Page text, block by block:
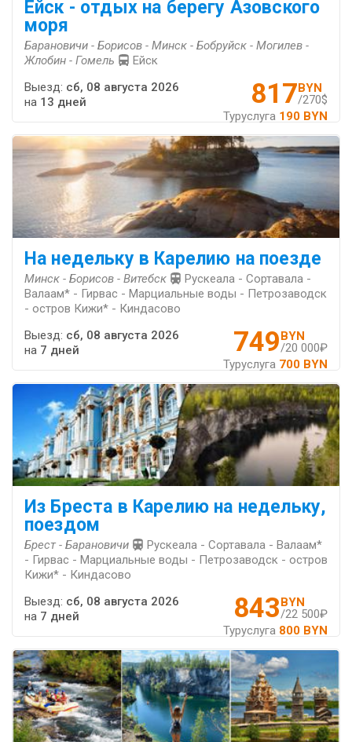
Ейск - отдых на берегу Азовского
моря
Барановичи - Борисов - Минск - Бобруйск - Могилев -
Жлобин - Гомель
Ейск
817BYN
/270$
Туруслуга 190 BYN
Выезд: сб, 08 августа 2026
на 13 дней
На недельку в Карелию на поезде
Минск - Борисов - Витебск
Рускеала - Сортавала -
Валаам* - Гирвас - Марциальные воды - Петрозаводск
- остров Кижи* - Киндасово
749BYN
/20 000₽
Туруслуга 700 BYN
Выезд: сб, 08 августа 2026
на 7 дней
Из Бреста в Карелию на недельку,
поездом
Брест - Барановичи
Рускеала - Сортавала - Валаам*
- Гирвас - Марциальные воды - Петрозаводск - остров
Кижи* - Киндасово
843BYN
/22 500₽
Туруслуга 800 BYN
Выезд: сб, 08 августа 2026
на 7 дней